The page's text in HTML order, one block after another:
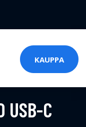
KAUPPA
USB-C